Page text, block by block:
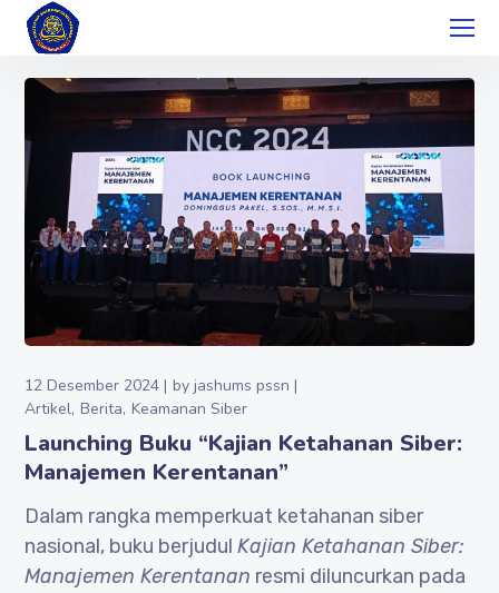
12 Desember 2024 byjashums pssn
Artikel Berita Keamanan Siber
Launching Buku “Kajian Ketahanan Siber:
Manajemen Kerentanan”
Dalam rangka memperkuat ketahanan siber
nasional, buku berjudulKajian Ketahanan Siber:
Manajemen Kerentanan resmi diluncurkan pada